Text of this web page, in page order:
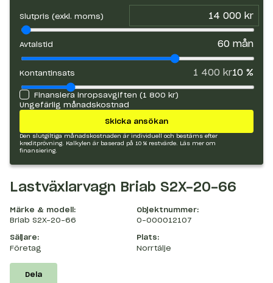
Slutpris (exkl. moms)
Avtalstid 60 mån
Kontantinsats 1 400 kr10 %
Finansiera inropsavgiften (1 800 kr)
Ungefärlig månadskostnad
Skicka ansökan
Den slutgiltiga månadskostnaden är individuell och bestäms efter
kreditprövning. Kalkylen är baserad på 10 % restvärde.
Läs mer om
finansiering.
Lastväxlarvagn Briab S2X-20-66
Märke & modell:
Briab S2X-20-66
Objektnummer:
O-000012107
Säljare:
Företag
Plats:
Norrtälje
Dela